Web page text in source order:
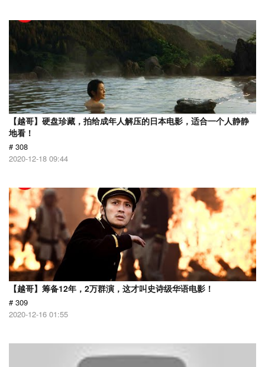
【越哥】硬盘珍藏，拍给成年人解压的日本电影，适合一个人静静
地看！
# 308
2020-12-18 09:44
【越哥】筹备12年，2万群演，这才叫史诗级华语电影！
# 309
2020-12-16 01:55